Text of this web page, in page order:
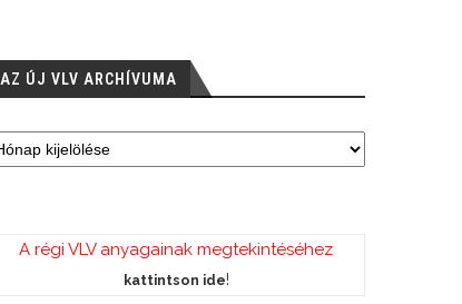
AZ ÚJ VLV ARCHÍVUMA
A régi VLV anyagainak megtekintéséhez
kattintson ide!